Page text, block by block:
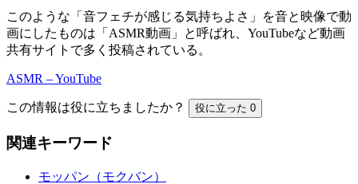
このような「音フェチが感じる気持ちよさ」を音と映像で動
画にしたものは「ASMR動画」と呼ばれ、YouTubeなど動画
共有サイトで多く投稿されている。
ASMR – YouTube
この情報は役に立ちましたか？ 役に立った 0
関連キーワード
モッパン（モクバン）